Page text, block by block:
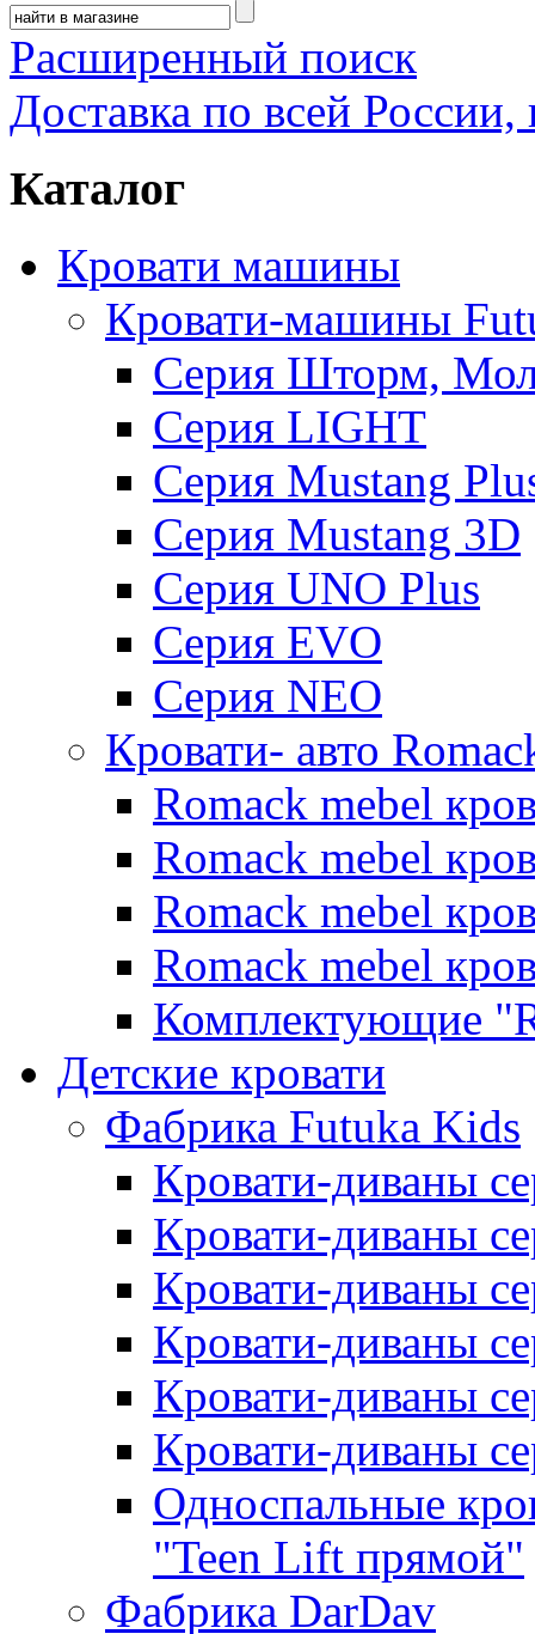
Расширенный поиск
Доставка по всей России,
Каталог
Кровати машины
Кровати-машины
Серия Шторм,
Серия LIGHT
Серия Mustang
Серия Mustang 3D
Серия UNO Plus
Серия EVO
Серия NEO
Кровати- авто
Romack mebel
Romack mebel
Romack mebel
Romack mebel
Комплектующие
Детские кровати
Фабрика Futuka Kids
Кровати-диваны
Кровати-диваны
Кровати-диваны
Кровати-диваны
Кровати-диваны
Кровати-диваны
Односпальные
"Teen Lift прямой"
Фабрика DarDav